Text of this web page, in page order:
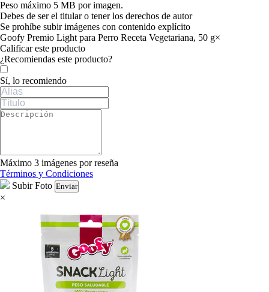
Peso máximo 5 MB por imagen.
Debes de ser el titular o tener los derechos de autor
Se prohíbe subir imágenes con contenido explícito
Goofy Premio Light para Perro Receta Vegetariana, 50 g×
Calificar este producto
Tu valoración
¿Recomiendas este producto?
Sí, lo recomiendo
Máximo 3 imágenes por reseña
Términos y Condiciones
Subir Foto Enviar
×